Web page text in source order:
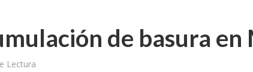
de basura en
Lectura